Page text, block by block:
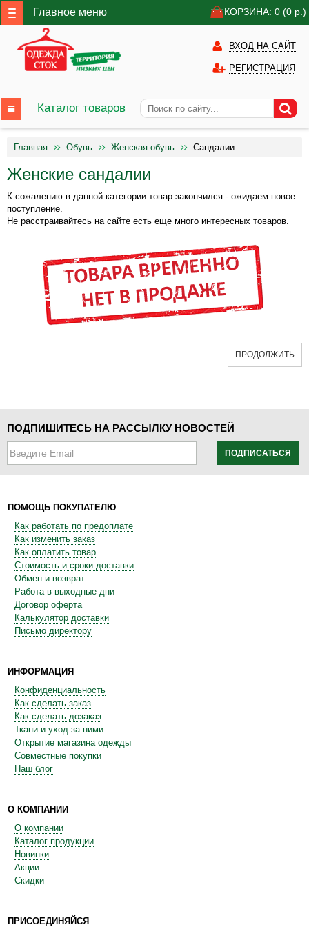
Главное меню КОРЗИНА: 0 (0 р.)
ВХОД НА САЙТ
РЕГИСТРАЦИЯ
Каталог товаров
Главная Обувь Женская обувь Сандалии
Женские сандалии
К сожалению в данной категории товар закончился - ожидаем новое
поступление.
Не расстраивайтесь на сайте есть еще много интересных товаров.
ПРОДОЛЖИТЬ
ПОДПИШИТЕСЬ НА РАССЫЛКУ НОВОСТЕЙ
ПОДПИСАТЬСЯ
ПОМОЩЬ ПОКУПАТЕЛЮ
Как работать по предоплате
Как изменить заказ
Как оплатить товар
Стоимость и сроки доставки
Обмен и возврат
Работа в выходные дни
Договор оферта
Калькулятор доставки
Письмо директору
ИНФОРМАЦИЯ
Конфиденциальность
Как сделать заказ
Как сделать дозаказ
Ткани и уход за ними
Открытие магазина одежды
Совместные покупки
Наш блог
О КОМПАНИИ
О компании
Каталог продукции
Новинки
Акции
Скидки
ПРИСОЕДИНЯЙСЯ